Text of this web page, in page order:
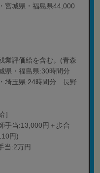
宮城県・福島県44,000
業評価給を含む。(青森
県・福島県:30時間分
埼玉県:24時間分 長野
］
手当:13,000円＋歩合
円)
当:2万円